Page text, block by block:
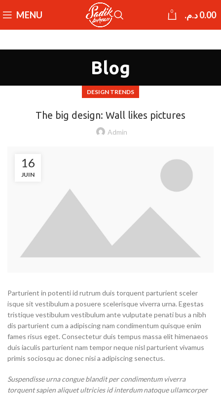
MENU 0 0.00د.م.
Blog
DESIGN TRENDS
The big design: Wall likes pictures
Admin
16
JUIN
Parturient in potenti id rutrum duis torquent parturient sceler
isque sit vestibulum a posuere scelerisque viverra urna. Egestas
tristique vestibulum vestibulum ante vulputate penati bus a nibh
dis parturient cum a adipiscing nam condimentum quisque enim
fames risus eget. Consectetur duis tempus massa elit himenaeos
duis iaculis parturient nam tempor neque nisl parturient vivamus
primis sociosqu ac donec nisi a adipiscing senectus.
Suspendisse urna congue blandit per condimentum viverra
torquent sapien aliquet ultricies id interdum natoque ullamcorper